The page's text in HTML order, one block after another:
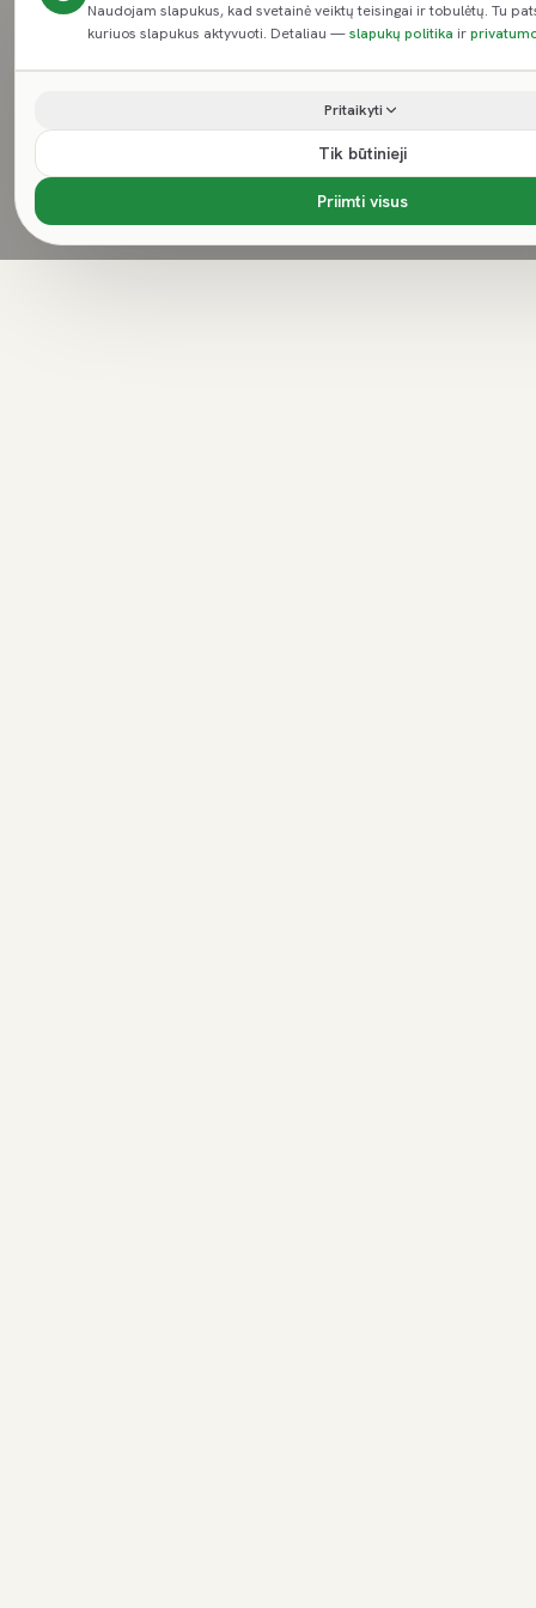
Naudojam slapukus, kad svetainė veiktų teisingai ir tobulėtų. Tu
kuriuos slapukus aktyvuoti. Detaliau —slapukų politika ir
Pritaikyti
Tik būtinieji
Priimti visus